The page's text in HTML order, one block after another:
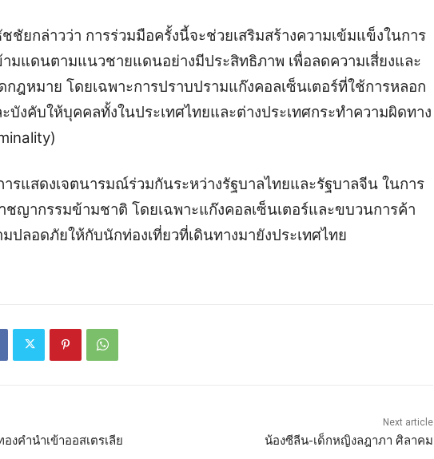
ชัยกล่าวว่า การร่วมมือครั้งนี้จะช่วยเสริมสร้างความเข้มแข็งในการ
มแดนตามแนวชายแดนอย่างมีประสิทธิภาพ เพื่อลดความเสี่ยงและ
กฎหมาย โดยเฉพาะการปราบปรามแก๊งคอลเซ็นเตอร์ที่ใช้การหลอก
บังคับให้บุคคลทั้งในประเทศไทยและต่างประเทศกระทำความผิดทาง
ารแสดงเจตนารมณ์ร่วมกันระหว่างรัฐบาลไทยและรัฐบาลจีน ในการ
ชญากรรมข้ามชาติ โดยเฉพาะแก๊งคอลเซ็นเตอร์และขบวนการค้า
ปลอดภัยให้กับนักท่องเที่ยวที่เดินทางมายังประเทศไทย
งคำนำเข้าออสเตรเลีย
Next article
น้องซีลีน-เด็กหญิงลฎาภา ศิลาคม